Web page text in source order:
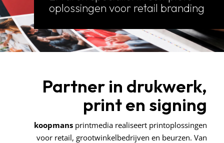
oplossingen voor retail branding
Partner in drukwerk,
print en signing
koopmans printmedia realiseert printoplossingen
voor retail, grootwinkelbedrijven en beurzen. Van